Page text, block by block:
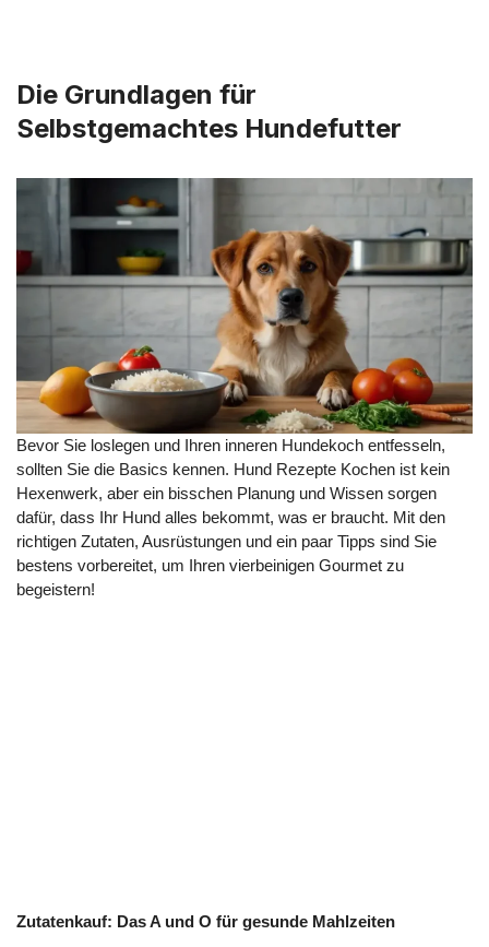
Die Grundlagen für
Selbstgemachtes Hundefutter
Bevor Sie loslegen und Ihren inneren Hundekoch entfesseln,
sollten Sie die Basics kennen. Hund Rezepte Kochen ist kein
Hexenwerk, aber ein bisschen Planung und Wissen sorgen
dafür, dass Ihr Hund alles bekommt, was er braucht. Mit den
richtigen Zutaten, Ausrüstungen und ein paar Tipps sind Sie
bestens vorbereitet, um Ihren vierbeinigen Gourmet zu
begeistern!
Zutatenkauf: Das A und O für gesunde Mahlzeiten